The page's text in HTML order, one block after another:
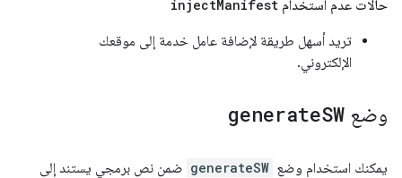
حالات عدم استخدام injectManifest
تريد أسهل طريقة لإضافة عامل خدمة إلى موقعك
الإلكتروني.
وضع generateSW
يمكنك استخدام وضع generateSW ضمن نص برمجي يستند إلى